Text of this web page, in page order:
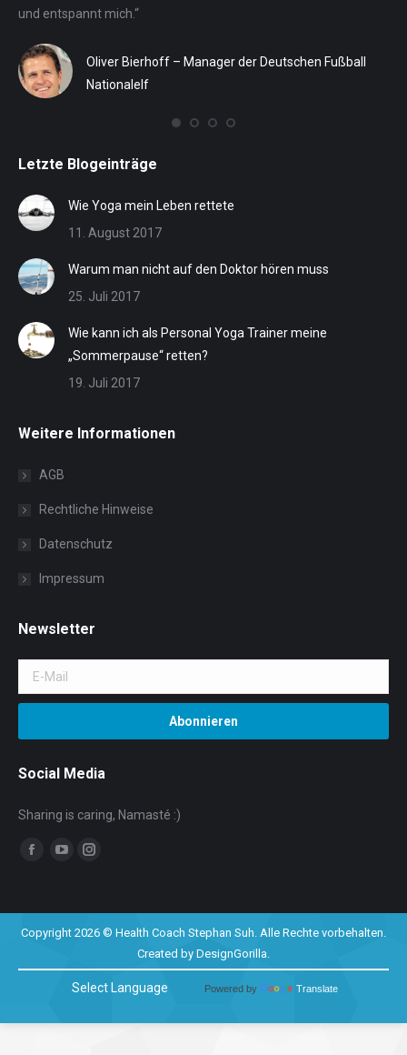
und entspannt mich.“
Oliver Bierhoff – Manager der Deutschen Fußball
Nationalelf
Letzte Blogeinträge
Wie Yoga mein Leben rettete
11. August 2017
Warum man nicht auf den Doktor hören muss
25. Juli 2017
Wie kann ich als Personal Yoga Trainer meine
„Sommerpause“ retten?
19. Juli 2017
Weitere Informationen
AGB
Rechtliche Hinweise
Datenschutz
Impressum
Newsletter
Social Media
Sharing is caring, Namasté :)
FacebookYouTubeInstagram
Copyright 2026 © Health Coach Stephan Suh. Alle Rechte vorbehalten.
Created by DesignGorilla.
Powered by Translate